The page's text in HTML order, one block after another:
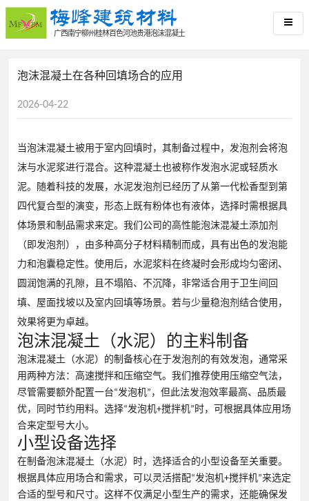
广西南宁柳州桂林百色河池贵港泡沫混凝土
泡沫混凝土在各种回填场合的应用
2026-04-22
当泡沫混凝土被用于室内回填时，其制备过程中，发泡剂会将泡
沫与水泥浆进行混合。这种混凝土也被称作发泡水泥或轻质水
泥。随着科技的发展，水泥发泡剂已经历了从第一代松香型到第
四代复合型的演变，形态上既有粉体也有液体，选择时需根据具
体场景和制品需求来定。我们公司的高性能泡沫混凝土添加剂
（即发泡剂），由多种高分子材料精制而成，具有出色的发泡能
力和泡囊稳定性。使用后，水泥浆料在终凝时会形成均匀密闭、
圆润饱满的孔隙，且不塌陷、不沉降，非常适合用于卫生间回
填、屋面找坡以及室内回填等场景。若与少量稳泡剂结合使用，
效果将更为卓越。
泡沫混凝土（水泥）的主料制备
泡沫混凝土（水泥）的制备核心在于发泡剂的有效发泡，通常采
用两种方法：高速搅拌和压缩空气。我们推荐使用压缩空气法，
尽管需要额外配置一台“发泡机”，但此法发泡效率最高、品质最
优，同时节约用料。选择“发泡机+搅拌机”时，可根据具体应用场
合来定型号大小。
小型设备选择
在制备泡沫混凝土（水泥）时，选择适合的小型设备至关重要。
根据具体应用场合和需求，可以灵活搭配“发泡机+搅拌机”来选定
合适的型号和尺寸。这样不仅满足小型生产的需求，还能确保发